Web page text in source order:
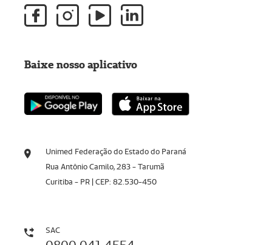
Unimed Federação do Estado do Paraná
Rua Antônio Camilo, 283 - Tarumã
Curitiba - PR | CEP: 82.530-450
SAC
Baixe nosso aplicativo